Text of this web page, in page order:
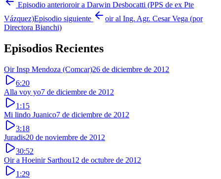
Episodio anterioroir a Darwin Desbocatti (PPS de ex Pte
Vázquez)Episodio siguiente
oir al Ing. Agr. Cesar Vega (por
Directora Bianchi)
Episodios Recientes
Oir Insp Mendoza (Comcar)26 de diciembre de 2012
6:20
Alla voy yo7 de diciembre de 2012
1:15
Mi lindo Juanico7 de diciembre de 2012
3:18
Juradis20 de noviembre de 2012
30:52
Oir a Hoeinir Sarthou12 de octubre de 2012
1:29